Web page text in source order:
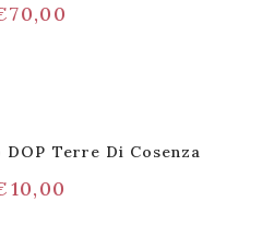
70,00
DOP Terre Di Cosenza
10,00